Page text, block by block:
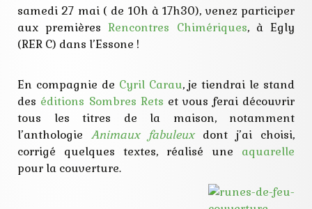
paris
rencontre
salon
samedi 27 mai ( de 10h à 17h30), venez participer
aux premièresRencontres Chimériques, à Egly
(RER C) dans l’Essone !
En compagnie de Cyril Carau, je tiendrai le stand
des éditions Sombres Rets et vous ferai découvrir
tous les titres de la maison, notamment
l’anthologie Animaux fabuleux
dont j’ai choisi,
corrigé quelques textes, réalisé une aquarelle
pour la couverture.